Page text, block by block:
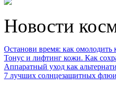
Новости
Останови время: как
Тонус и лифтинг кожи. Как
Аппаратный уход как
7 лучших солнцезащитных